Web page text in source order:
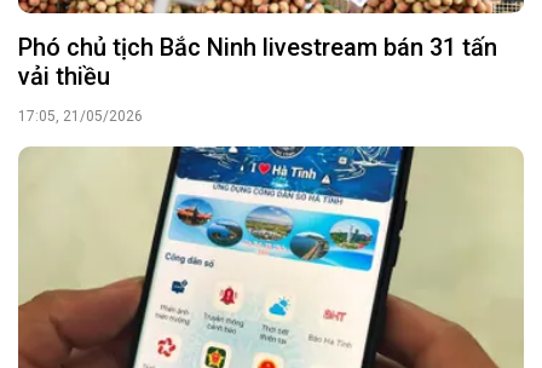
Phó chủ tịch Bắc Ninh livestream bán 31 tấn
vải thiều
17:05, 21/05/2026